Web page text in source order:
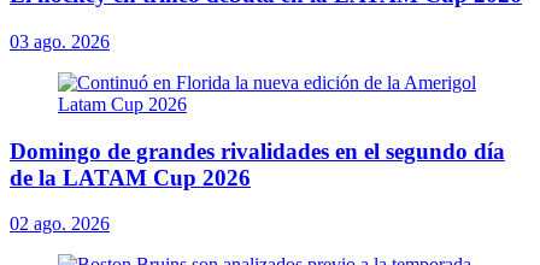
03 ago. 2026
Domingo de grandes rivalidades en el segundo día
de la LATAM Cup 2026
02 ago. 2026